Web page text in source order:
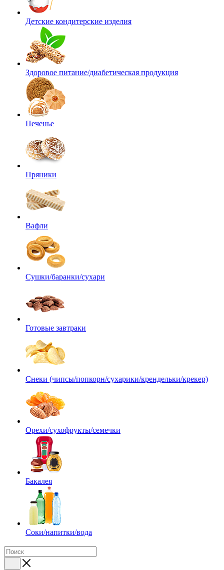
Детские кондитерские изделия
Здоровое питание/диабетическая продукция
Печенье
Пряники
Вафли
Сушки/баранки/сухари
Готовые завтраки
Снеки (чипсы/попкорн/сухарики/крендельки/крекер)
Орехи/сухофрукты/семечки
Бакалея
Соки/напитки/вода